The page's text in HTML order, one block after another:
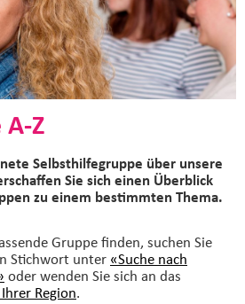
Z
Selbsthilfegruppe über unsere
Sie sich einen Überblick
zu einem bestimmten Thema.
Gruppe finden, suchen Sie
Stichwort unter «Suche nach
oder wenden Sie sich an das
Region.